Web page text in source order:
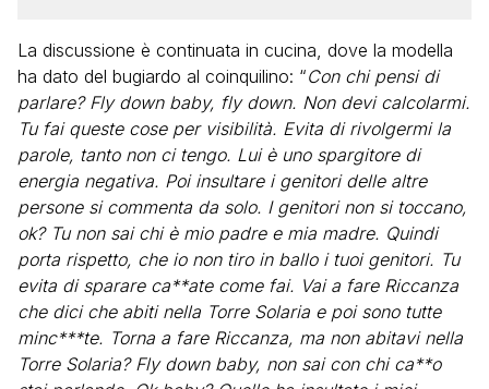
La discussione è continuata in cucina, dove la modella
ha dato del bugiardo al coinquilino: “Con chi pensi di
parlare? Fly down baby, fly down. Non devi calcolarmi.
Tu fai queste cose per visibilità. Evita di rivolgermi la
parole, tanto non ci tengo. Lui è uno spargitore di
energia negativa. Poi insultare i genitori delle altre
persone si commenta da solo. I genitori non si toccano,
ok? Tu non sai chi è mio padre e mia madre. Quindi
porta rispetto, che io non tiro in ballo i tuoi genitori. Tu
evita di sparare ca**ate come fai. Vai a fare Riccanza
che dici che abiti nella Torre Solaria e poi sono tutte
minc***te. Torna a fare Riccanza, ma non abitavi nella
Torre Solaria? Fly down baby, non sai con chi ca**o